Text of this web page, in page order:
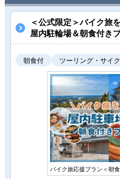
＜公式限定＞バイク旅
屋内駐輪場＆朝食付き
朝食付 ツーリング・サイ
バイク旅応援プラン＜朝